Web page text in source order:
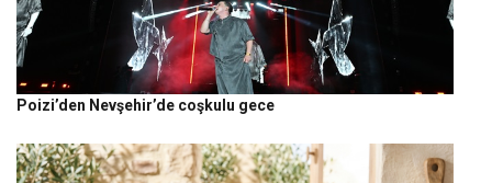
Poizi’den Nevşehir’de coşkulu gece